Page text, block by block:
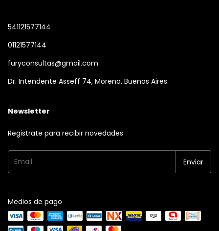
541121577144
01121577144
furyconsultas@gmail.com
Dr. Intendente Asseff 74, Moreno. Buenos Aires.
Newsletter
Registrate para recibir novedades
Medios de pago